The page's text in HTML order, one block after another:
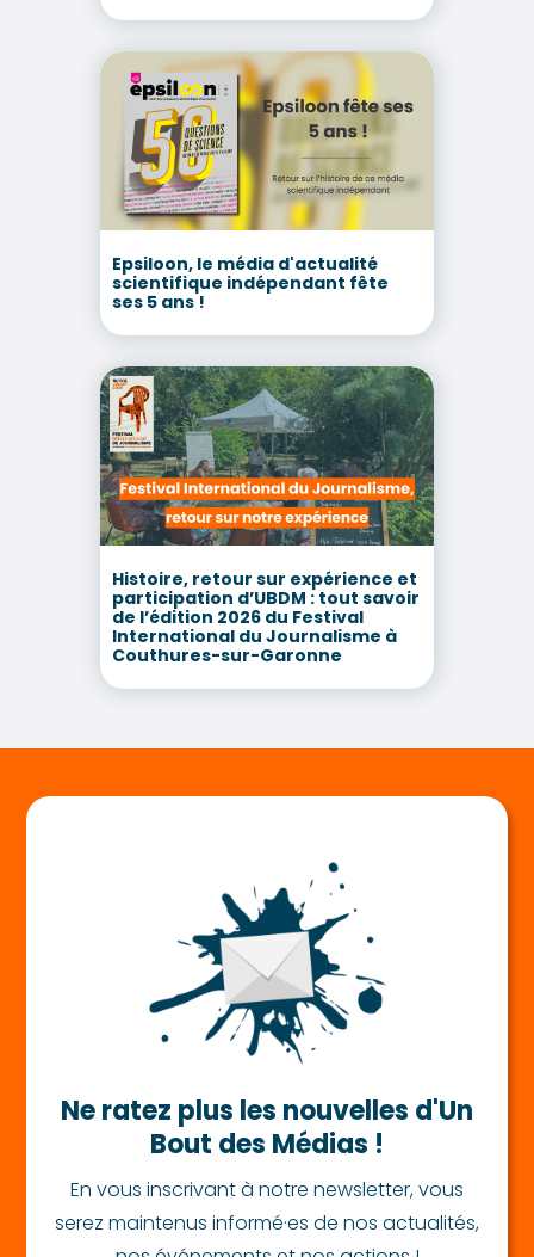
Epsiloon, le média d'actualité
scientifique indépendant fête
ses 5 ans !
Histoire, retour sur expérience et
participation d’UBDM : tout savoir
de l’édition 2026 du Festival
International du Journalisme à
Couthures-sur-Garonne
Ne ratez plus les nouvelles d'Un
Bout des Médias !
En vous inscrivant à notre newsletter, vous
serez maintenus informé·es de nos actualités,